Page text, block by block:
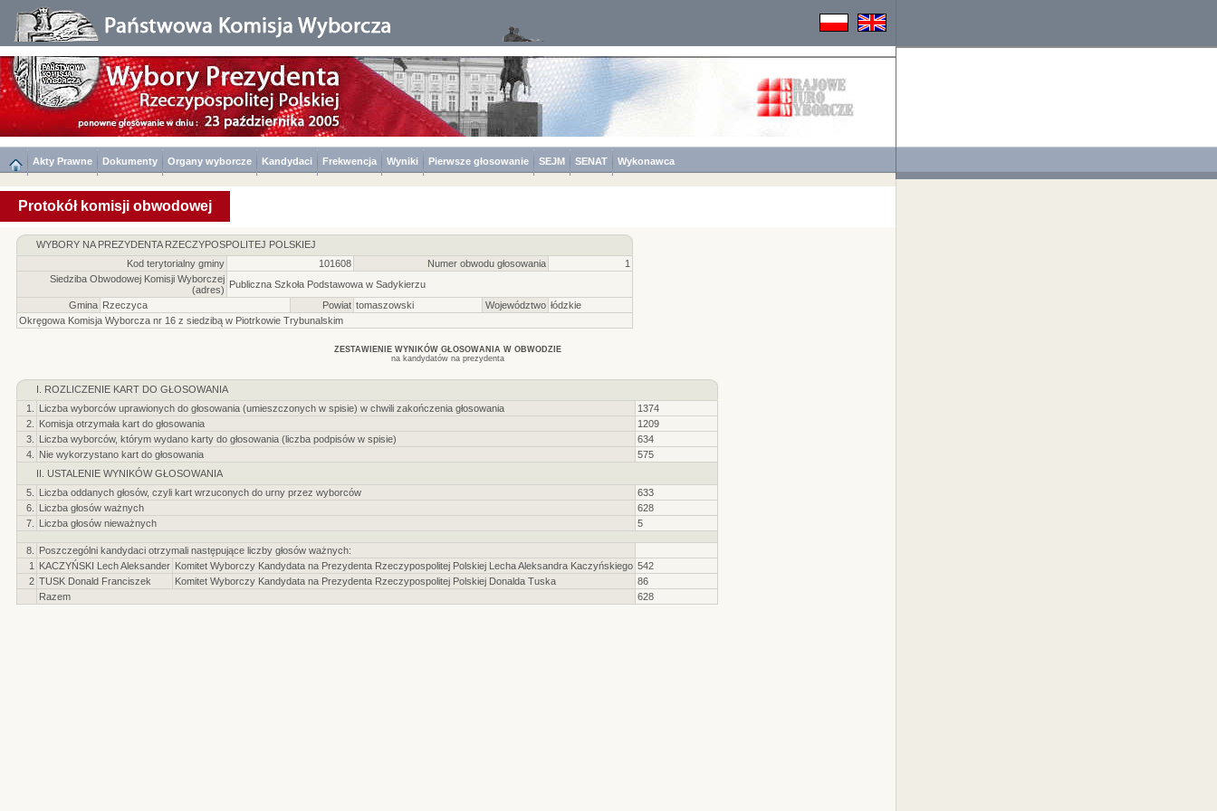
Akty Prawne Dokumenty Organy wyborcze Kandydaci Frekwencja Wyniki Pierwsze głosowanie SEJM SENAT Wykonawca
Protokół komisji obwodowej
WYBORY NA PREZYDENTA RZECZYPOSPOLITEJ POLSKIEJ
Kod terytorialny gminy
101608 Numer obwodu głosowania
1
Siedziba Obwodowej Komisji Wyborczej
(adres) Publiczna Szkoła Podstawowa w Sadykierzu
Gmina Rzeczyca Powiat tomaszowski Województwo łódzkie
Okręgowa Komisja Wyborcza nr 16 z siedzibą w Piotrkowie Trybunalskim
ZESTAWIENIE WYNIKÓW GŁOSOWANIA W OBWODZIE
na kandydatów na prezydenta
I. ROZLICZENIE KART DO GŁOSOWANIA
1.
Liczba wyborców uprawionych do głosowania (umieszczonych w spisie) w chwili zakończenia głosowania
1374
2.
Komisja otrzymała kart do głosowania
1209
3.
Liczba wyborców, którym wydano karty do głosowania (liczba podpisów w spisie)
634
4.
Nie wykorzystano kart do głosowania
575
II. USTALENIE WYNIKÓW GŁOSOWANIA
5.
Liczba oddanych głosów, czyli kart wrzuconych do urny przez wyborców
633
6.
Liczba głosów ważnych
628
7.
Liczba głosów nieważnych 5
8.
Poszczególni kandydaci otrzymali następujące liczby głosów ważnych:
1
KACZYŃSKI Lech Aleksander Komitet Wyborczy Kandydata na Prezydenta Rzeczypospolitej Polskiej Lecha Aleksandra Kaczyńskiego 542
2 TUSK Donald Franciszek Komitet Wyborczy Kandydata na Prezydenta Rzeczypospolitej Polskiej Donalda Tuska
86
Razem
628